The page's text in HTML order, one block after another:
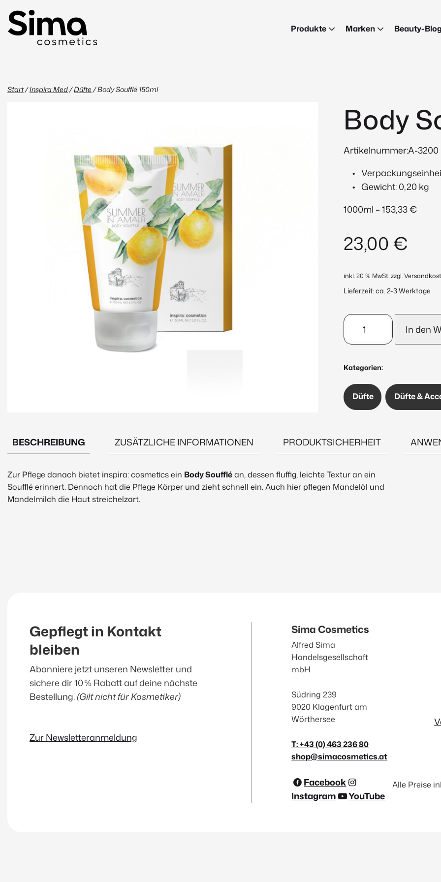
Produkte Marken Beauty-Blog
Start/Inspira Med/Düfte/ Body Soufflé 150ml
Body
Artikelnummer:A-3200
Gewicht: 0,20 kg
1000ml – 153,33 €
23,00€
inkl. 20 % MwSt.zzgl.
Lieferzeit:ca. 2-3 Werktage
Body
Soufflé
150ml
Menge
In den
Kategorien:
Düfte Düfte &
BESCHREIBUNG ZUSÄTZLICHE INFORMATIONEN PRODUKTSICHERHEIT
Beschreibung
Zur Pflege danach bietet inspira: cosmetics ein Body Souffléan, dessen fluffig, leichte Textur an ein
Soufflé erinnert. Dennoch hat die Pflege Körper und zieht schnell ein. Auch hier pflegen Mandelöl und
Mandelmilch die Haut streichelzart.
Gepflegt in Kontakt
bleiben
Abonniere jetzt unseren Newsletter und
sichere dir 10 % Rabatt auf deine nächste
Bestellung.(Gilt nicht für Kosmetiker)
Zur Newsletteranmeldung
Sima Cosmetics
Alfred Sima
Handelsgesellschaft
mbH
Südring 239
9020 Klagenfurt am
Wörthersee
T: +43 (0) 463 236 80
shop@simacosmetics.at
Facebook
Instagram
YouTube
Alle Preise